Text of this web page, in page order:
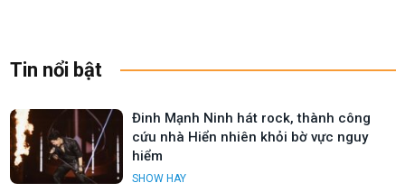
Tin nổi bật
Đinh Mạnh Ninh hát rock, thành công
cứu nhà Hiển nhiên khỏi bờ vực nguy
hiểm
SHOW HAY